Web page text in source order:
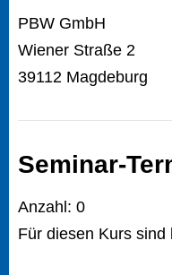
PBW GmbH
Wiener Straße 2
39112 Magdeburg
Seminar-
Anzahl: 0
Für diesen Kurs sind